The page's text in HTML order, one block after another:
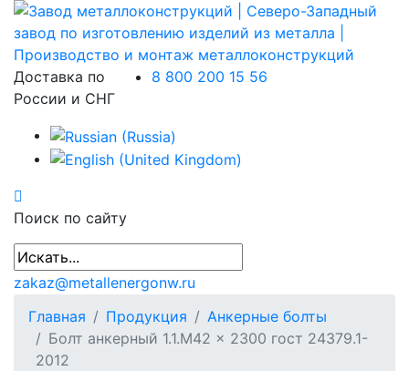
Доставка по
России и СНГ
8 800 200 15 56
Поиск по сайту
zakaz@metallenergonw.ru
Главная
Продукция
Анкерные болты
Болт анкерный 1.1.М42 × 2300 гост 24379.1-
2012